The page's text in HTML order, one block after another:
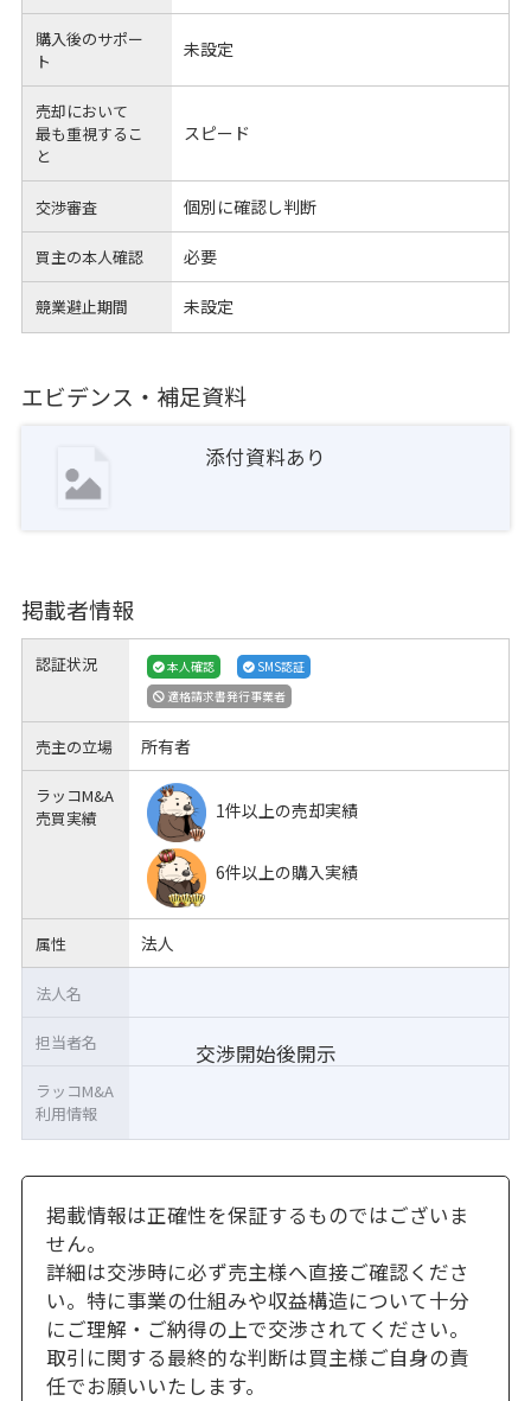
購入後のサポー
ト
未設定
売却において
最も重視するこ
と
スピード
交渉審査 個別に確認し判断
買主の本人確認 必要
競業避止期間 未設定
エビデンス・補足資料
添付資料あり
掲載者情報
認証状況 本人確認
SMS認証
適格請求書発行事業者
売主の立場 所有者
ラッコM&A
売買実績
1件以上の売却実績
6件以上の購入実績
属性 法人
交渉開始後開示
法人名
担当者名
ラッコM&A
利用情報
掲載情報は正確性を保証するものではございま
せん。
詳細は交渉時に必ず売主様へ直接ご確認くださ
い。特に事業の仕組みや収益構造について十分
にご理解・ご納得の上で交渉されてください。
取引に関する最終的な判断は買主様ご自身の責
任でお願いいたします。